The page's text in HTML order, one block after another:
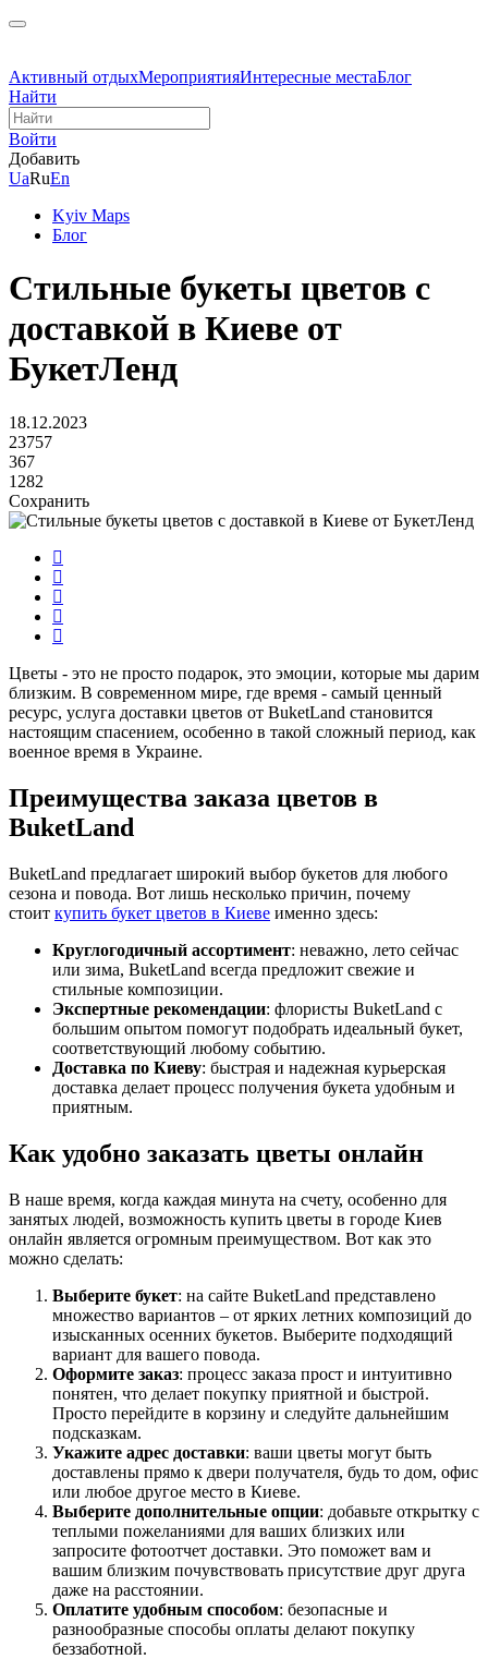
Активный отдыхМероприятияИнтересные местаБлог
Найти
Войти
Добавить
UaRuEn
Kyiv Maps
Блог
Стильные букеты цветов с
доставкой в Киеве от
БукетЛенд
18.12.2023
23757
367
1282
Сохранить
Цветы - это не просто подарок, это эмоции, которые мы дарим
близким. В современном мире, где время - самый ценный
ресурс, услуга доставки цветов от BuketLand становится
настоящим спасением, особенно в такой сложный период, как
военное время в Украине.
Преимущества заказа цветов в
BuketLand
BuketLand предлагает широкий выбор букетов для любого
сезона и повода. Вот лишь несколько причин, почему
стоит купить букет цветов в Киеве именно здесь:
Круглогодичный ассортимент: неважно, лето сейчас
или зима, BuketLand всегда предложит свежие и
стильные композиции.
Экспертные рекомендации: флористы BuketLand с
большим опытом помогут подобрать идеальный букет,
соответствующий любому событию.
Доставка по Киеву: быстрая и надежная курьерская
доставка делает процесс получения букета удобным и
приятным.
Как удобно заказать цветы онлайн
В наше время, когда каждая минута на счету, особенно для
занятых людей, возможность купить цветы в городе Киев
онлайн является огромным преимуществом. Вот как это
можно сделать:
Выберите букет: на сайте BuketLand представлено
множество вариантов – от ярких летних композиций до
изысканных осенних букетов. Выберите подходящий
вариант для вашего повода.
Оформите заказ: процесс заказа прост и интуитивно
понятен, что делает покупку приятной и быстрой.
Просто перейдите в корзину и следуйте дальнейшим
подсказкам.
Укажите адрес доставки: ваши цветы могут быть
доставлены прямо к двери получателя, будь то дом, офис
или любое другое место в Киеве.
Выберите дополнительные опции: добавьте открытку с
теплыми пожеланиями для ваших близких или
запросите фотоотчет доставки. Это поможет вам и
вашим близким почувствовать присутствие друг друга
даже на расстоянии.
Оплатите удобным способом: безопасные и
разнообразные способы оплаты делают покупку
беззаботной.